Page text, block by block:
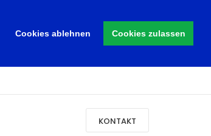
Cookies ablehnen Cookies zulassen
KONTAKT